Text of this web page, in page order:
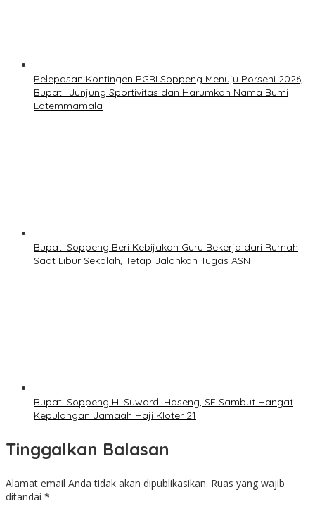
Pelepasan Kontingen PGRI Soppeng Menuju Porseni 2026,
Bupati: Junjung Sportivitas dan Harumkan Nama Bumi
Latemmamala
Bupati Soppeng Beri Kebijakan Guru Bekerja dari Rumah
Saat Libur Sekolah, Tetap Jalankan Tugas ASN
Bupati Soppeng H. Suwardi Haseng, SE Sambut Hangat
Kepulangan Jamaah Haji Kloter 21
Tinggalkan Balasan
Alamat email Anda tidak akan dipublikasikan. Ruas yang wajib
ditandai *